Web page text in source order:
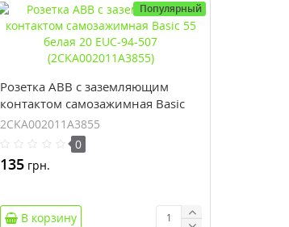
Популярный
Розетка ABB с заземляющим
контактом самозажимная Basic
55 белая 20 EUC-94-507
(2CKA002011A3855)
2CKA002011A3855
0
135грн.
В корзину